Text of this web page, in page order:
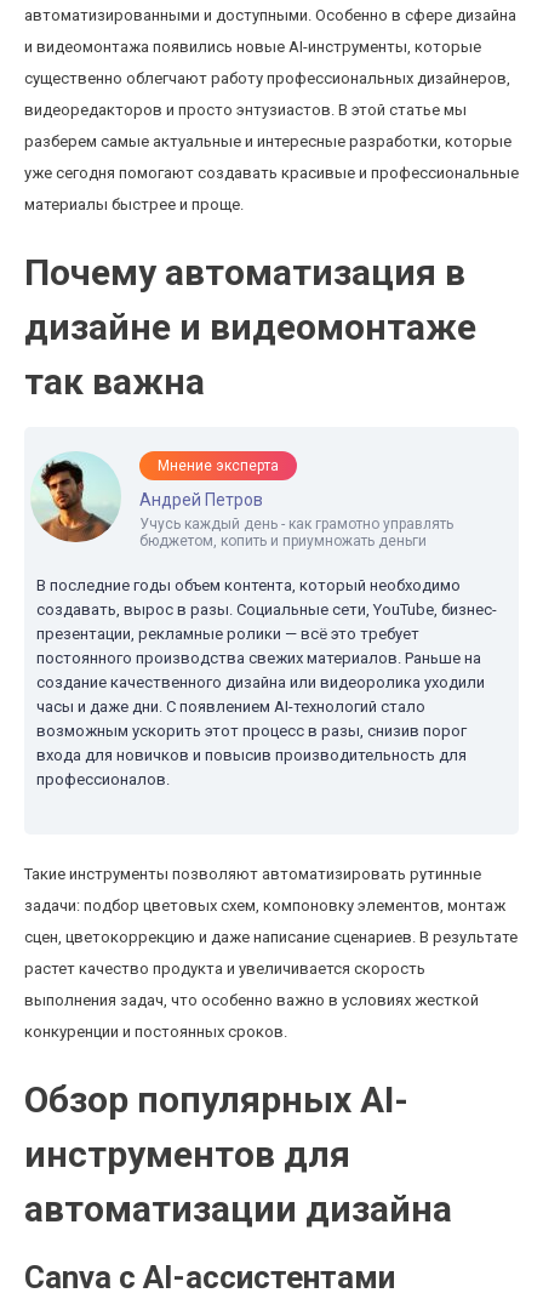
автоматизированными и доступными. Особенно в сфере дизайна
и видеомонтажа появились новые AI-инструменты, которые
существенно облегчают работу профессиональных дизайнеров,
видеоредакторов и просто энтузиастов. В этой статье мы
разберем самые актуальные и интересные разработки, которые
уже сегодня помогают создавать красивые и профессиональные
материалы быстрее и проще.
Почему автоматизация в
дизайне и видеомонтаже
так важна
Мнение эксперта
Андрей Петров
Учусь каждый день - как грамотно управлять
бюджетом, копить и приумножать деньги
В последние годы объем контента, который необходимо
создавать, вырос в разы. Социальные сети, YouTube, бизнес-
презентации, рекламные ролики — всё это требует
постоянного производства свежих материалов. Раньше на
создание качественного дизайна или видеоролика уходили
часы и даже дни. С появлением AI-технологий стало
возможным ускорить этот процесс в разы, снизив порог
входа для новичков и повысив производительность для
профессионалов.
Такие инструменты позволяют автоматизировать рутинные
задачи: подбор цветовых схем, компоновку элементов, монтаж
сцен, цветокоррекцию и даже написание сценариев. В результате
растет качество продукта и увеличивается скорость
выполнения задач, что особенно важно в условиях жесткой
конкуренции и постоянных сроков.
Обзор популярных AI-
инструментов для
автоматизации дизайна
Canva с AI-ассистентами